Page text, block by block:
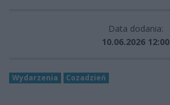
Data dodania:
10.06.2026 12:00
Wydarzenia Cozadzień